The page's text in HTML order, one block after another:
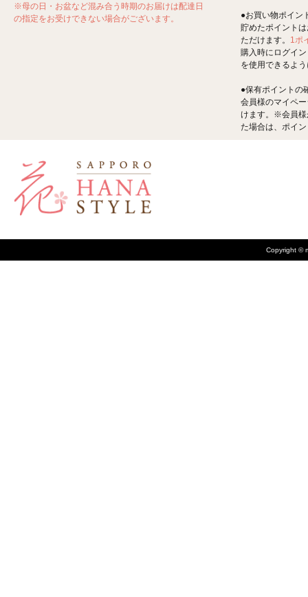
※母の日・お盆など混み合う時期のお届けは配達日
の指定をお受けできない場合がございます。
●お買い物ポイン
貯めたポイント
ただけます。 1ポ
購入時にログイ
を使用できるよ
●保有ポイントの
会員様のマイペ
けます。※会員様
た場合は、ポイ
Copyright ©